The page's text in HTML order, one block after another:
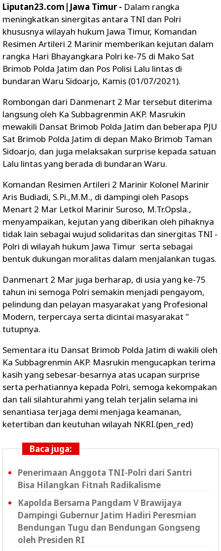
Liputan23.com|Jawa Timur - Dalam rangka
meningkatkan sinergitas antara TNI dan Polri
khususnya wilayah hukum Jawa Timur, Komandan
Resimen Artileri 2 Marinir memberikan kejutan dalam
rangka Hari Bhayangkara Polri ke-75 di Mako Sat
Brimob Polda Jatim dan Pos Polisi Lalu lintas di
bundaran Waru Sidoarjo, Kamis (01/07/2021).
Rombongan dari Danmenart 2 Mar tersebut diterima
langsung oleh Ka Subbagrenmin AKP. Masrukin
mewakili Dansat Brimob Polda Jatim dan beberapa PJU
Sat Brimob Polda Jatim di depan Mako Brimob Taman
Sidoarjo, dan juga melaksakan surprise kepada satuan
Lalu lintas yang berada di bundaran Waru.
Komandan Resimen Artileri 2 Marinir Kolonel Marinir
Aris Budiadi, S.Pi.,M.M., di dampingi oleh Pasops
Menart 2 Mar Letkol Marinir Suroso, M.Tr.Opsla.,
menyampaikan, kejutan yang diberikan oleh pihaknya
tidak lain sebagai wujud solidaritas dan sinergitas TNI -
Polri di wilayah hukum Jawa Timur serta sebagai
bentuk dukungan moralitas dalam menjalankan tugas.
Danmenart 2 Mar juga berharap, di usia yang ke-75
tahun ini semoga Polri semakin menjadi pengayom,
pelindung dan pelayan masyarakat yang Profesional
Modern, terpercaya serta dicintai masyarakat "
tutupnya.
Sementara itu Dansat Brimob Polda Jatim di wakili oleh
Ka Subbagrenmin AKP. Masrukin mengucapkan terima
kasih yang sebesar-besarnya atas ucapan surprise
serta perhatiannya kepada Polri, semoga kekompakan
dan tali silahturahmi yang telah terjalin selama ini
senantiasa terjaga demi menjaga keamanan,
ketertiban dan keutuhan wilayah NKRI.(pen_red)
Baca juga:
Penerimaan Anggota TNI-Polri dari Santri
Bisa Hilangkan Fitnah Radikalisme
Kapolda Bersama Pangdam V Brawijaya
Dampingi Gubernur Jatim Hadiri Peresmian
Bendungan Tugu dan Bendungan Gongseng
oleh Presiden RI